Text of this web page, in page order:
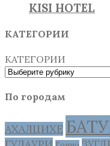
KISI HOTEL
КАТЕГОРИИ
КАТЕГОРИИ
По городам
АХАЛЦИХЕ